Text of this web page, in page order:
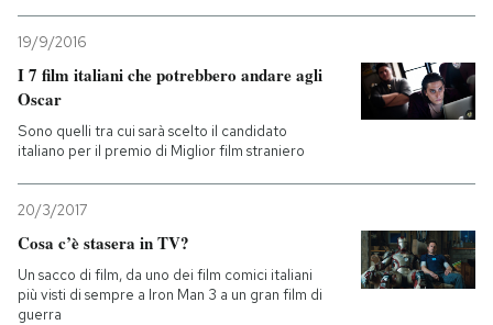
19/9/2016
I 7 film italiani che potrebbero andare agli
Oscar
Sono quelli tra cui sarà scelto il candidato
italiano per il premio di Miglior film straniero
20/3/2017
Cosa c’è stasera in TV?
Un sacco di film, da uno dei film comici italiani
più visti di sempre a Iron Man 3 a un gran film di
guerra